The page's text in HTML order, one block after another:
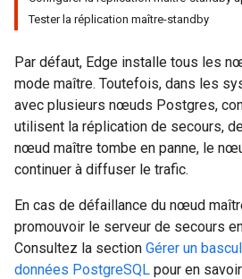
Tester la réplication maître-standby
Par défaut, Edge installe tous les
mode maître. Toutefois, dans les
avec plusieurs nœuds Postgres,
utilisent la réplication de secours,
nœud maître tombe en panne, le
continuer à diffuser le trafic.
En cas de défaillance du nœud
promouvoir le serveur de secours
Consultez la section Gérer un
données PostgreSQL pour en